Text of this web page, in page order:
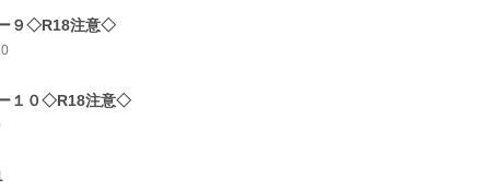
９◇R18注意◇
１０◇R18注意◇